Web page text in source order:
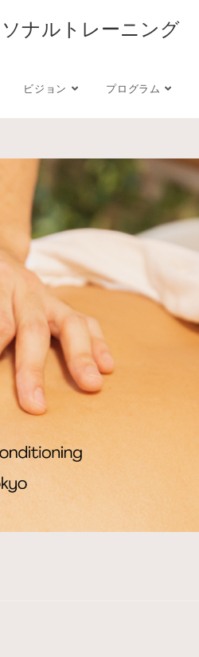
ナルトレーニング
ビジョン プログラム